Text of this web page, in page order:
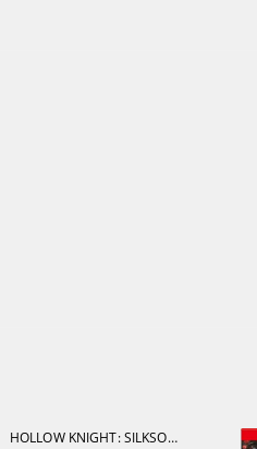
HOLLOW KNIGHT: SILKSONG [PS5]